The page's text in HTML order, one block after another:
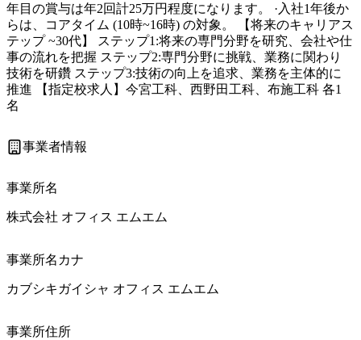
年目の賞与は年2回計25万円程度になります。 ·入社1年後か
らは、コアタイム (10時~16時) の対象。 【将来のキャリアス
テップ ~30代】 ステップ1:将来の専門分野を研究、会社や仕
事の流れを把握 ステップ2:専門分野に挑戦、業務に関わり
技術を研鑽 ステップ3:技術の向上を追求、業務を主体的に
推進 【指定校求人】今宮工科、西野田工科、布施工科 各1
名
事業者情報
事業所名
株式会社 オフィス エムエム
事業所名カナ
カブシキガイシャ オフィス エムエム
事業所住所